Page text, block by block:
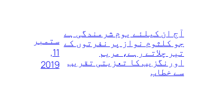
آج ان کیلئے یوم شرمندگی ہے
جو کلثوم نواز پر نفرتوں‌ کے
تیر چلاتے رہے، مریم
اورنگزیب کا تعزیتی تقریب
سے خطاب
ستمبر
11,
2019